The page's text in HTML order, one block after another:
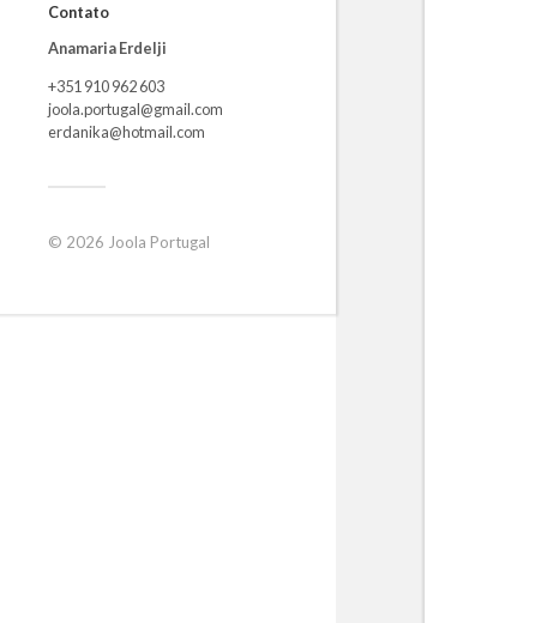
Contato
Anamaria Erdelji
+351 910 962 603
joola.portugal@gmail.com
erdanika@hotmail.com
© 2026 Joola Portugal